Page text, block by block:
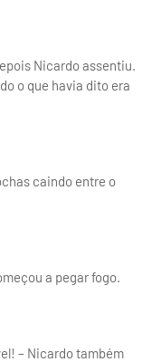
Nicardo assentiu.
o que havia dito era
caindo entre o
a pegar fogo.
– Nicardo também